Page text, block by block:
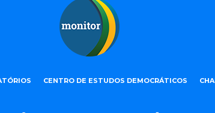
CENTRO DE ESTUDOS DEMOCRÁTICOS